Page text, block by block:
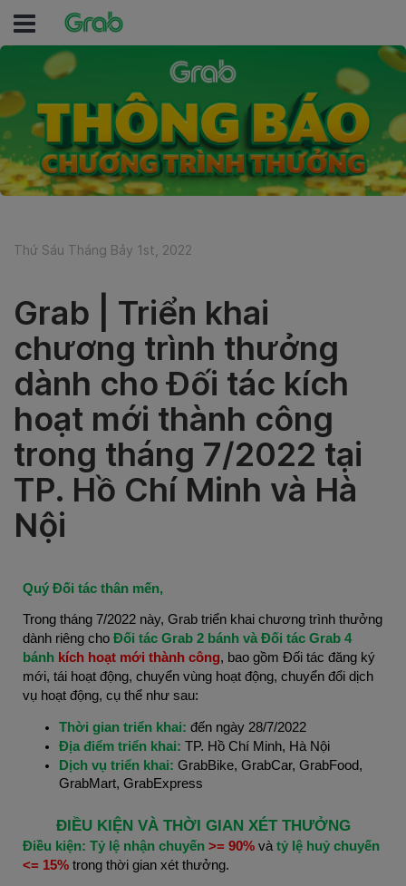
Thứ Sáu Tháng Bảy 1st, 2022
Grab | Triển khai
chương trình thưởng
dành cho Đối tác kích
hoạt mới thành công
trong tháng 7/2022 tại
TP. Hồ Chí Minh và Hà
Nội
Quý Đối tác thân mến,
Trong tháng 7/2022 này, Grab triển khai chương trình thưởng
dành riêng cho Đối tác Grab 2 bánh và Đối tác Grab 4
bánh kích hoạt mới thành công, bao gồm Đối tác đăng ký
mới, tái hoạt động, chuyển vùng hoạt động, chuyển đổi dịch
vụ hoạt động, cụ thể như sau:
Thời gian triển khai: đến ngày 28/7/2022
Địa điểm triển khai: TP. Hồ Chí Minh, Hà Nội
Dịch vụ triển khai: GrabBike, GrabCar, GrabFood,
GrabMart, GrabExpress
ĐIỀU KIỆN VÀ THỜI GIAN XÉT THƯỞNG
Điều kiện: Tỷ lệ nhận chuyến >= 90% và tỷ lệ huỷ chuyến
<= 15% trong thời gian xét thưởng.